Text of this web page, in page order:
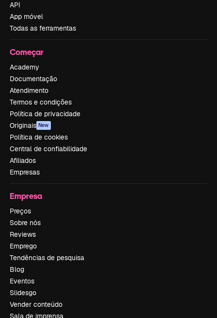
API
App móvel
Todas as ferramentas
Começar
Academy
Documentação
Atendimento
Termos e condições
Política de privacidade
Originais New
Política de cookies
Central de confiabilidade
Afiliados
Empresas
Empresa
Preços
Sobre nós
Reviews
Emprego
Tendências de pesquisa
Blog
Eventos
Slidesgo
Vender conteúdo
Sala de imprensa